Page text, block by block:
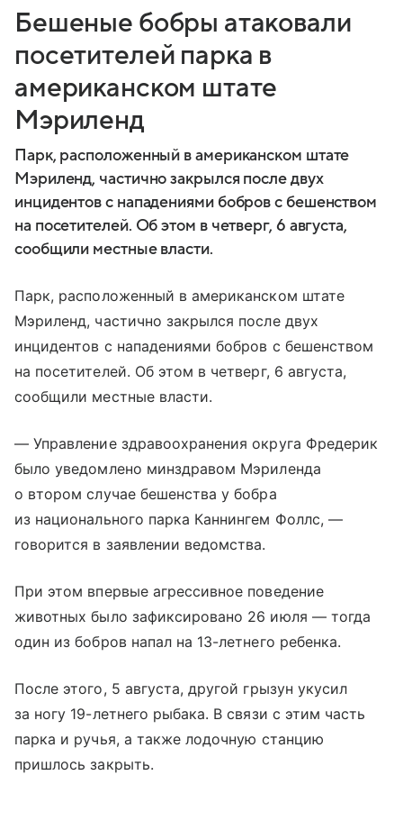
Бешеные бобры атаковали
посетителей парка в
американском штате
Мэриленд
Парк, расположенный в американском штате
Мэриленд, частично закрылся после двух
инцидентов с нападениями бобров с бешенством
на посетителей. Об этом в четверг, 6 августа,
сообщили местные власти.
Парк, расположенный в американском штате
Мэриленд, частично закрылся после двух
инцидентов с нападениями бобров с бешенством
на посетителей. Об этом в четверг, 6 августа,
сообщили местные власти.
— Управление здравоохранения округа Фредерик
было уведомлено минздравом Мэриленда
о втором случае бешенства у бобра
из национального парка Каннингем Фоллс, —
говорится в заявлении ведомства.
При этом впервые агрессивное поведение
животных было зафиксировано 26 июля — тогда
один из бобров напал на 13-летнего ребенка.
После этого, 5 августа, другой грызун укусил
за ногу 19-летнего рыбака. В связи с этим часть
парка и ручья, а также лодочную станцию
пришлось закрыть.